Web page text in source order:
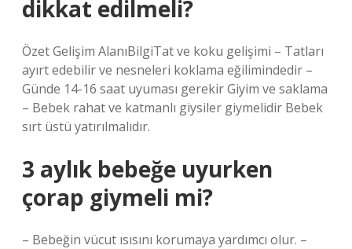
dikkat edilmeli?
Özet Gelişim AlanıBilgiTat ve koku gelişimi – Tatları
ayırt edebilir ve nesneleri koklama eğilimindedir –
Günde 14-16 saat uyuması gerekir Giyim ve saklama
– Bebek rahat ve katmanlı giysiler giymelidir Bebek
sırt üstü yatırılmalıdır.
3 aylık bebeğe uyurken
çorap giymeli mi?
– Bebeğin vücut ısısını korumaya yardımcı olur. –